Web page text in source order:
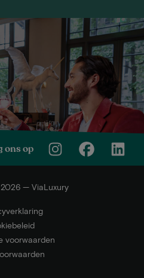
ons op
— ViaLuxury
voorwaarden